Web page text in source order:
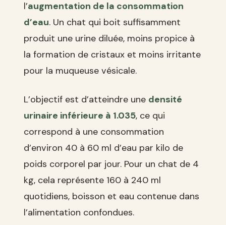
l’augmentation de la consommation
d’eau. Un chat qui boit suffisamment
produit une urine diluée, moins propice à
la formation de cristaux et moins irritante
pour la muqueuse vésicale.
L’objectif est d’atteindre une densité
urinaire inférieure à 1.035, ce qui
correspond à une consommation
d’environ 40 à 60 ml d’eau par kilo de
poids corporel par jour. Pour un chat de 4
kg, cela représente 160 à 240 ml
quotidiens, boisson et eau contenue dans
l’alimentation confondues.